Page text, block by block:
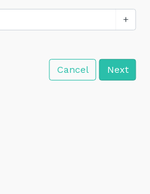
+
Cancel Next